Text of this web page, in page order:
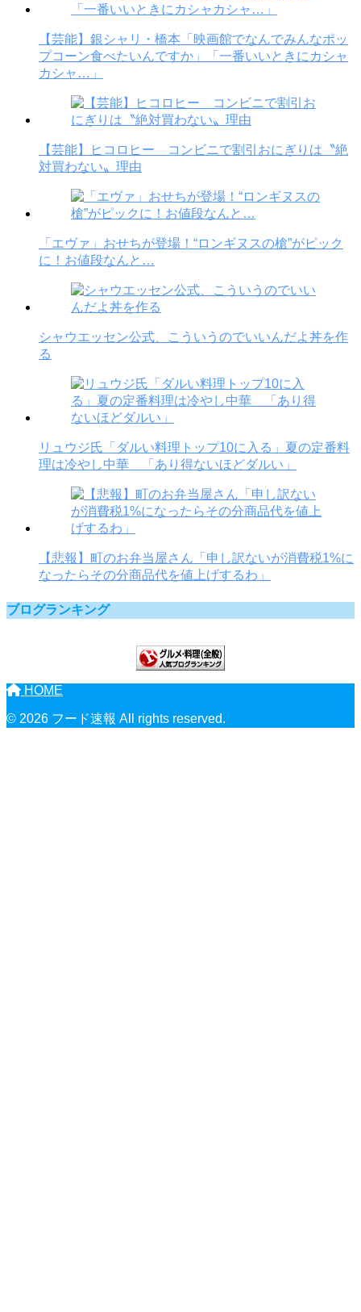
【芸能】銀シャリ・橋本「映画館でなんでみんなポッ
プコーン食べたいんですか」「一番いいときにカシャ
カシャ…」
【芸能】ヒコロヒー コンビニで割引おにぎりは〝絶
対買わない〟理由
「エヴァ」おせちが登場！“ロンギヌスの槍”がピック
に！お値段なんと…
シャウエッセン公式、こういうのでいいんだよ丼を作
る
リュウジ氏「ダルい料理トップ10に入る」夏の定番料
理は冷やし中華 「あり得ないほどダルい」
【悲報】町のお弁当屋さん「申し訳ないが消費税1%に
なったらその分商品代を値上げするわ」
ブログランキング
HOME
© 2026 フード速報 All rights reserved.